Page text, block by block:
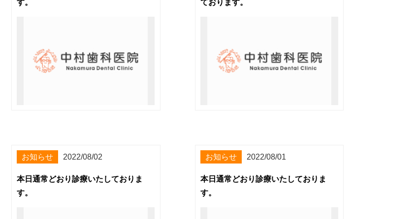
す。
ております。
お知らせ 2022/08/02
本日通常どおり診療いたしておりま
す。
お知らせ 2022/08/01
本日通常どおり診療いたしておりま
す。